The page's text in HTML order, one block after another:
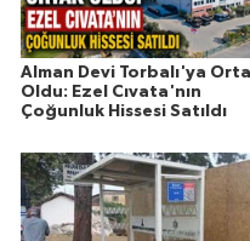
Alman Devi Torbalı'ya
Oldu: Ezel Cıvata'nın
Çoğunluk Hissesi Satıldı